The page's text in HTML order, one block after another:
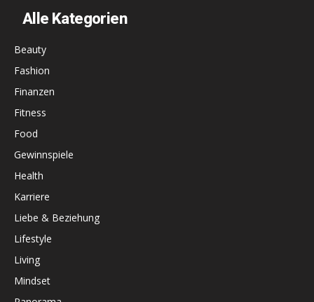
Alle Kategorien
Beauty
Fashion
Finanzen
Fitness
Food
Gewinnspiele
Health
Karriere
Liebe & Beziehung
Lifestyle
Living
Mindset